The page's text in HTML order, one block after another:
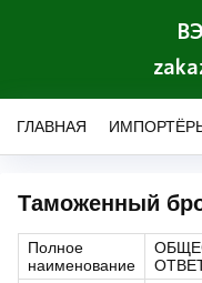
ГЛАВНАЯ
Таможенный
Полное
наименование